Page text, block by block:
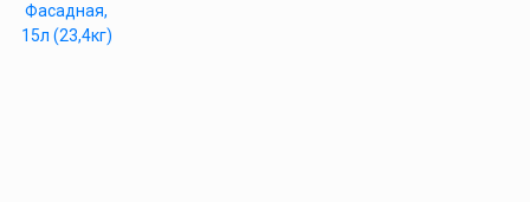
Фасадная,
15л (23,4кг)